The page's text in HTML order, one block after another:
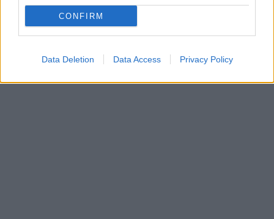
CONFIRM
Data Deletion Data Access Privacy Policy